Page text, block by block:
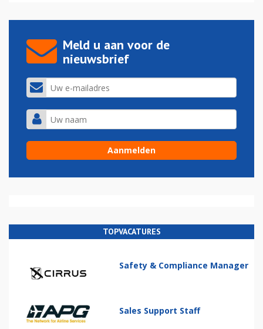
Meld u aan voor de
nieuwsbrief
TOPVACATURES
Safety & Compliance Manager
Sales Support Staff